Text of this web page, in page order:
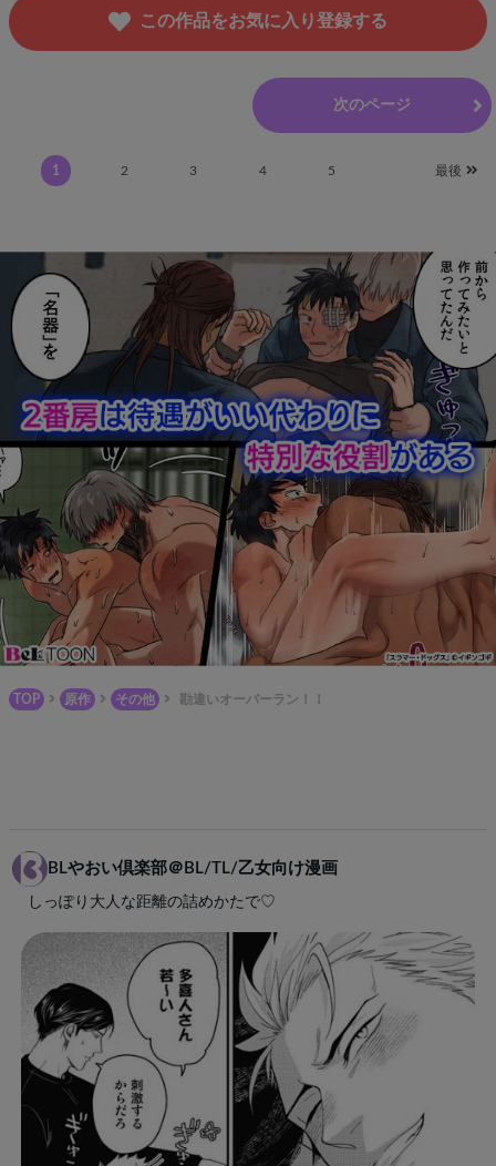
この作品をお気に入り登録する
次のページ
1 2 3 4 5 最後
TOP 原作 その他 勘違いオーバーラン！！
BLやおい倶楽部＠BL/TL/乙女向け漫画
しっぽり大人な距離の詰めかたで♡